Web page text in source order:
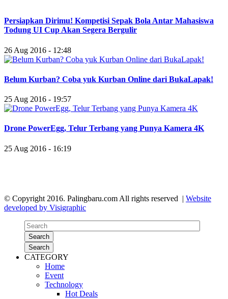
Persiapkan Dirimu! Kompetisi Sepak Bola Antar Mahasiswa
Todung UI Cup Akan Segera Bergulir
26 Aug 2016 - 12:48
Belum Kurban? Coba yuk Kurban Online dari BukaLapak!
25 Aug 2016 - 19:57
Drone PowerEgg, Telur Terbang yang Punya Kamera 4K
25 Aug 2016 - 16:19
© Copyright 2016. Palingbaru.com All rights reserved | Website
developed by Visigraphic
Search
Search
CATEGORY
Home
Event
Technology
Hot Deals